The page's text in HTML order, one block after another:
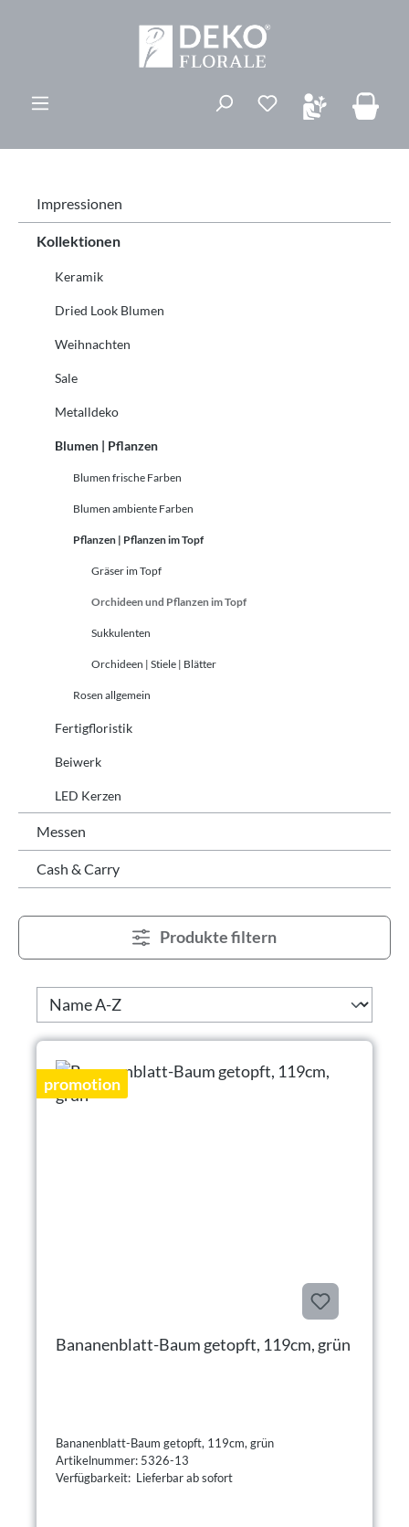
Du hast 0
Impressionen
Kollektionen
Keramik
Dried Look Blumen
Weihnachten
Sale
Metalldeko
Blumen | Pflanzen
Blumen frische Farben
Blumen ambiente Farben
Pflanzen | Pflanzen im Topf
Gräser im Topf
Orchideen und Pflanzen im Topf
Sukkulenten
Orchideen | Stiele | Blätter
Rosen allgemein
Fertigfloristik
Beiwerk
LED Kerzen
Messen
Cash & Carry
Produkte filtern
promotion
Bananenblatt-Baum getopft, 119cm, grün
Bananenblatt-Baum getopft, 119cm, grün
Artikelnummer: 5326-13
Verfügbarkeit: Lieferbar ab sofort